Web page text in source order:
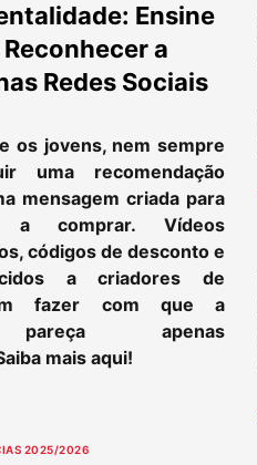
Ensine
a
Redes Sociais
os jovens, nem sempre
uma recomendação
mensagem criada para
a comprar. Vídeos
códigos de desconto e
a criadores de
fazer com que a
pareça apenas
mais aqui!
2025/2026